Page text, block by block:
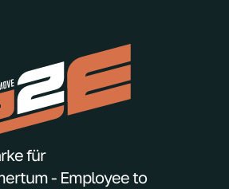
für
- Employee to